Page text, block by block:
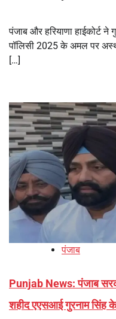
पंजाब और हरियाणा हाईकोर्ट
पॉलिसी 2025 के अमल पर
[…]
पंजाब
Punjab News: पंजाब
शहीद एएसआई गुरनाम सिंह